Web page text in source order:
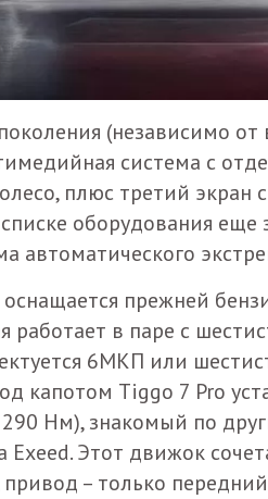
(независимо от
система с
плюс третий
оборудования
автоматического
прежней
работает в паре с
6МКП или
капотом Tiggo 7 Pro
290 Нм), знакомый по
Этот движок
– только